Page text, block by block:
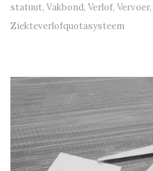
statuut, Vakbond, Verlof, Vervoer,
Ziekteverlofquotasysteem